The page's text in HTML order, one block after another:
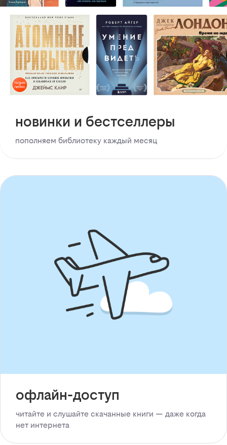
новинки и бестселлеры
пополняем библиотеку каждый месяц
офлайн-доступ
читайте и слушайте скачанные книги — даже когда
нет интернета